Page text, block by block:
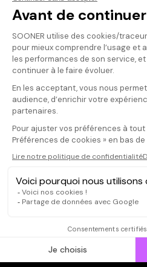
Vos avis
Donnez votre avis
Votre note
Votre commentaire
Il faut vous connecter pour
publier un avis
CONNEXION
Qui sommes-nous ?